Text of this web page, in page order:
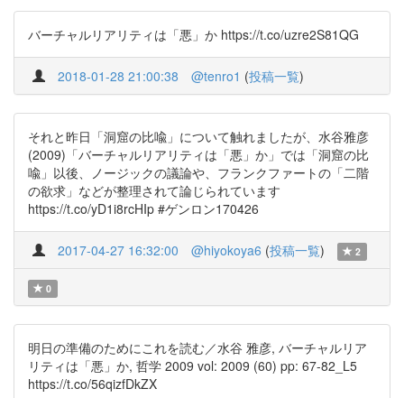
バーチャルリアリティは「悪」か https://t.co/uzre2S81QG
2018-01-28 21:00:38 @tenro1 (投稿一覧)
それと昨日「洞窟の比喩」について触れましたが、水谷雅彦
(2009)「バーチャルリアリティは「悪」か」では「洞窟の比
喩」以後、ノージックの議論や、フランクファートの「二階
の欲求」などが整理されて論じられています
https://t.co/yD1i8rcHIp #ゲンロン170426
2017-04-27 16:32:00 @hiyokoya6 (投稿一覧) 2
0
明日の準備のためにこれを読む／水谷 雅彦, バーチャルリア
リティは「悪」か, 哲学 2009 vol: 2009 (60) pp: 67-82_L5
https://t.co/56qizfDkZX